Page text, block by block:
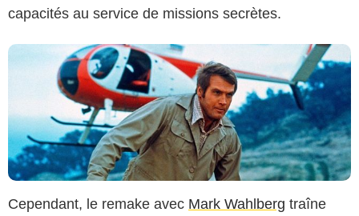
capacités au service de missions secrètes.
Cependant, le remake avec Mark Wahlberg traîne